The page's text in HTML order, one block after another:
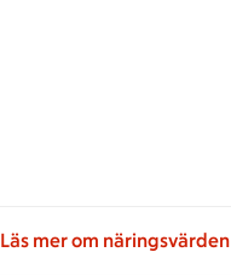
Läs mer om näringsvärden